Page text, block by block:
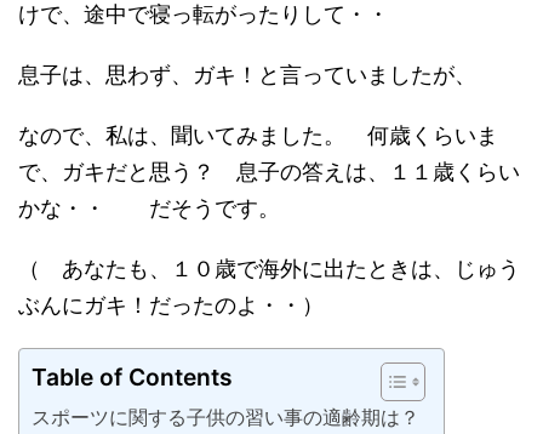
けで、途中で寝っ転がったりして・・
息子は、思わず、ガキ！と言っていましたが、
なので、私は、聞いてみました。 何歳くらいま
で、ガキだと思う？ 息子の答えは、１１歳くらい
かな・・ だそうです。
（ あなたも、１０歳で海外に出たときは、じゅう
ぶんにガキ！だったのよ・・）
Table of Contents
スポーツに関する子供の習い事の適齢期は？